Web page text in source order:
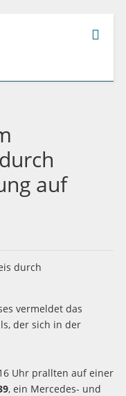
auf
vermeldet das
der sich in der
Uhr prallten auf einer
, ein Mercedes- und